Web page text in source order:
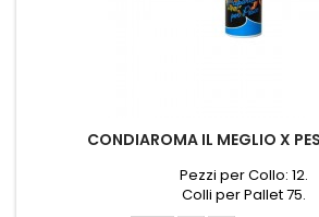
CONDIAROMA IL MEGLIO X
Pezzi per Collo: 12.
Colli per Pallet 75.